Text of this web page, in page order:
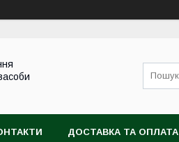
ДОСТАВКА ТА ОПЛАТА